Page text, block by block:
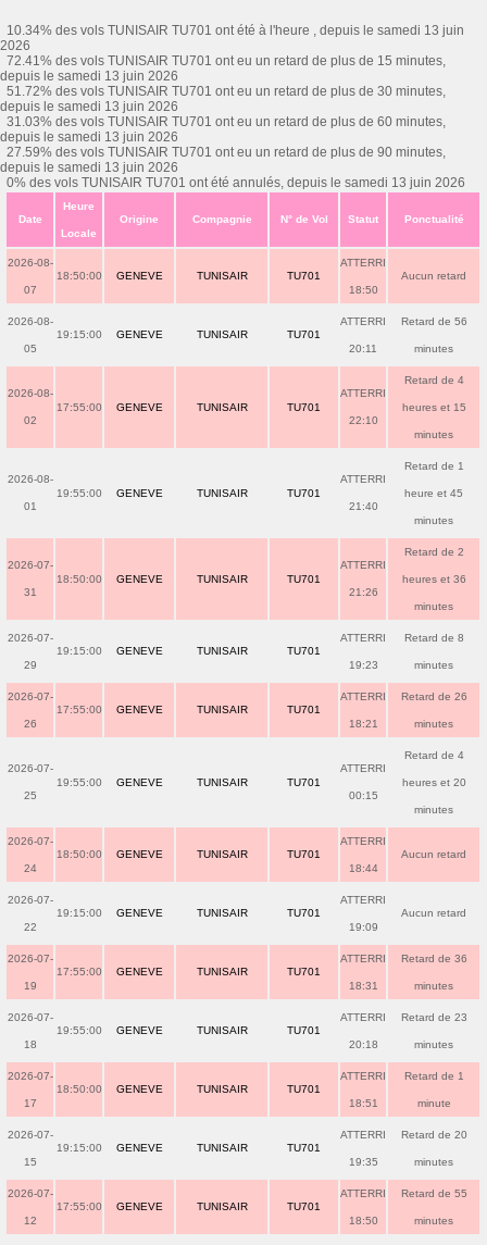
10.34% des vols TUNISAIR TU701 ont été à l'heure , depuis le samedi 13 juin
2026
72.41% des vols TUNISAIR TU701 ont eu un retard de plus de 15 minutes,
depuis le samedi 13 juin 2026
51.72% des vols TUNISAIR TU701 ont eu un retard de plus de 30 minutes,
depuis le samedi 13 juin 2026
31.03% des vols TUNISAIR TU701 ont eu un retard de plus de 60 minutes,
depuis le samedi 13 juin 2026
27.59% des vols TUNISAIR TU701 ont eu un retard de plus de 90 minutes,
depuis le samedi 13 juin 2026
0% des vols TUNISAIR TU701 ont été annulés, depuis le samedi 13 juin 2026
Date
Heure
Locale
Origine Compagnie N° de Vol Statut Ponctualité
2026-08-
07
18:50:00 GENEVE TUNISAIR TU701
ATTERRI
18:50
Aucun retard
2026-08-
05
19:15:00 GENEVE TUNISAIR TU701
ATTERRI
20:11
Retard de 56
minutes
2026-08-
02
17:55:00 GENEVE TUNISAIR TU701
ATTERRI
22:10
Retard de 4
heures et 15
minutes
2026-08-
01
19:55:00 GENEVE TUNISAIR TU701
ATTERRI
21:40
Retard de 1
heure et 45
minutes
2026-07-
31
18:50:00 GENEVE TUNISAIR TU701
ATTERRI
21:26
Retard de 2
heures et 36
minutes
2026-07-
29
19:15:00 GENEVE TUNISAIR TU701
ATTERRI
19:23
Retard de 8
minutes
2026-07-
26
17:55:00 GENEVE TUNISAIR TU701
ATTERRI
18:21
Retard de 26
minutes
2026-07-
25
19:55:00 GENEVE TUNISAIR TU701
ATTERRI
00:15
Retard de 4
heures et 20
minutes
2026-07-
24
18:50:00 GENEVE TUNISAIR TU701
ATTERRI
18:44
Aucun retard
2026-07-
22
19:15:00 GENEVE TUNISAIR TU701
ATTERRI
19:09
Aucun retard
2026-07-
19
17:55:00 GENEVE TUNISAIR TU701
ATTERRI
18:31
Retard de 36
minutes
2026-07-
18
19:55:00 GENEVE TUNISAIR TU701
ATTERRI
20:18
Retard de 23
minutes
2026-07-
17
18:50:00 GENEVE TUNISAIR TU701
ATTERRI
18:51
Retard de 1
minute
2026-07-
15
19:15:00 GENEVE TUNISAIR TU701
ATTERRI
19:35
Retard de 20
minutes
2026-07-
12
17:55:00 GENEVE TUNISAIR TU701
ATTERRI
18:50
Retard de 55
minutes